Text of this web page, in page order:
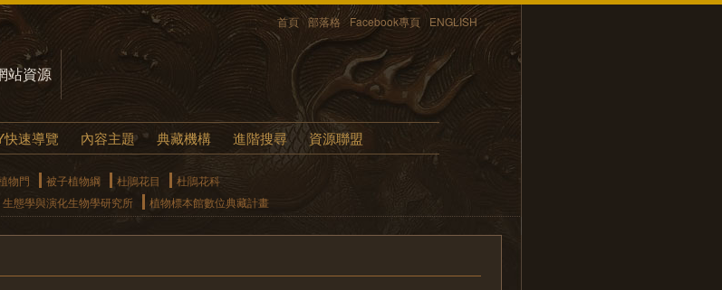
首頁 部落格 Facebook專頁 ENGLISH
站資源
快速導覽 內容主題 典藏機構 進階搜尋 資源聯盟
物門 被子植物綱 杜鵑花目
杜鵑花科
生態學與演化生物學研究所 植物標本館數位典藏計畫